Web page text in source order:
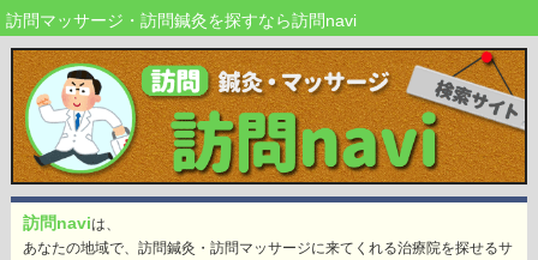
訪問マッサージ・訪問鍼灸を探すなら訪問navi
訪問naviは、
あなたの地域で、訪問鍼灸・訪問マッサージに来てくれる治療院を探せるサ